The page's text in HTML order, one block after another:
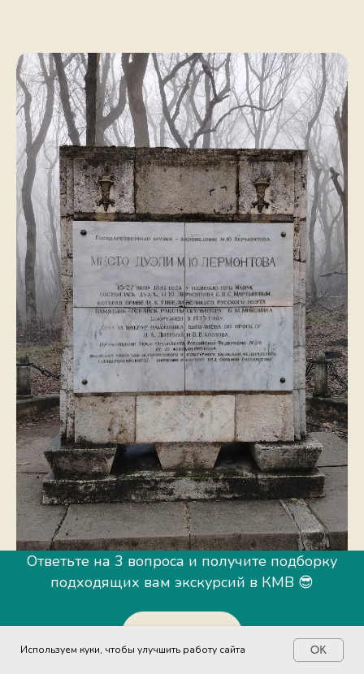
Ответьте на 3 вопроса и получите подборку
подходящих вам экскурсий в КМВ 😎
Используем куки, чтобы улучшить работу сайта OK